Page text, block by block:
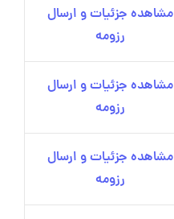
مشاهده جزئیات و ارسال
رزومه
مشاهده جزئیات و ارسال
رزومه
مشاهده جزئیات و ارسال
رزومه